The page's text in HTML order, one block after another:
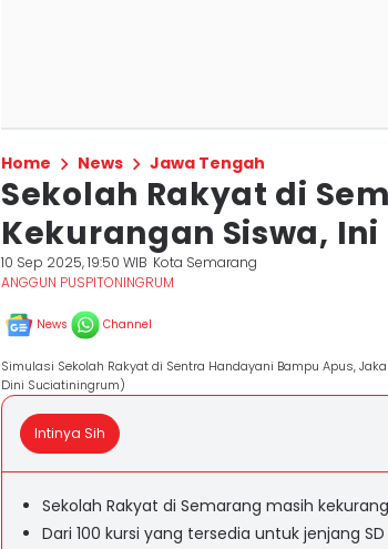
Home News Jawa Tengah
Sekolah Rakyat di
Kekurangan Siswa,
10 Sep 2025, 19:50 WIB Kota Semarang
ANGGUN PUSPITONINGRUM
News Channel
Simulasi Sekolah Rakyat di Sentra Handayani Bampu Apus,
Dini Suciatiningrum)
Intinya Sih
Sekolah Rakyat di Semarang masih
Dari 100 kursi yang tersedia untuk jenjang